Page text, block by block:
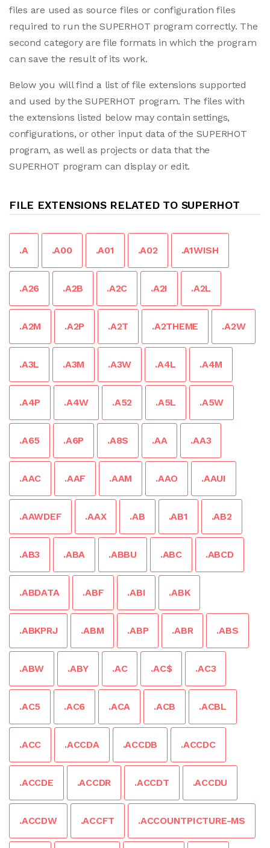
files are used as source files or configuration files
required to run the SUPERHOT program correctly. The
second category are file formats in which the program
can save the result of its work.
Below you will find a list of file extensions supported
and used by the SUPERHOT program. The files with
the extensions listed below may contain settings,
configurations, or other input data of the SUPERHOT
program, as well as projects or data that the
SUPERHOT program can display or edit.
FILE EXTENSIONS RELATED TO SUPERHOT
.A .A00 .A01 .A02 .A1WISH
.A26 .A2B .A2C .A2I .A2L
.A2M .A2P .A2T .A2THEME .A2W
.A3L .A3M .A3W .A4L .A4M
.A4P .A4W .A52 .A5L .A5W
.A65 .A6P .A8S .AA .AA3
.AAC .AAF .AAM .AAO .AAUI
.AAWDEF .AAX .AB .AB1 .AB2
.AB3 .ABA .ABBU .ABC .ABCD
.ABDATA .ABF .ABI .ABK
.ABKPRJ .ABM .ABP .ABR .ABS
.ABW .ABY .AC .AC$ .AC3
.AC5 .AC6 .ACA .ACB .ACBL
.ACC .ACCDA .ACCDB .ACCDC
.ACCDE .ACCDR .ACCDT .ACCDU
.ACCDW .ACCFT .ACCOUNTPICTURE-MS